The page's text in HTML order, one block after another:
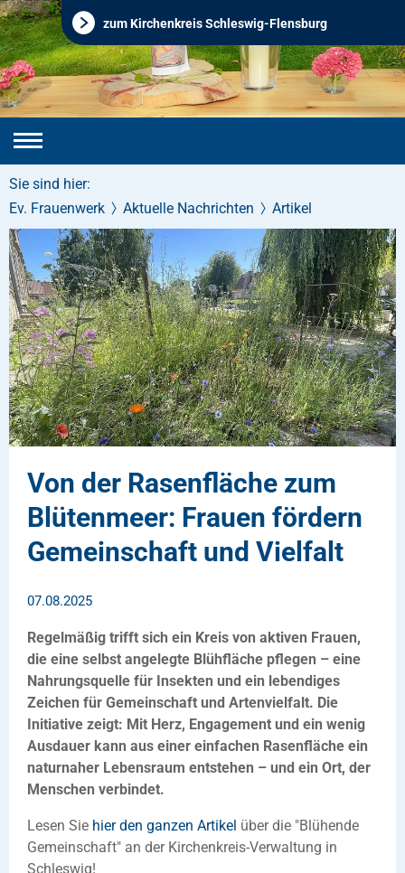
zum Kirchenkreis Schleswig-Flensburg
Sie sind hier:
Ev. Frauenwerk
Aktuelle Nachrichten Artikel
Von der Rasenfläche zum
Blütenmeer: Frauen fördern
Gemeinschaft und Vielfalt
07.08.2025
Regelmäßig trifft sich ein Kreis von aktiven Frauen,
die eine selbst angelegte Blühfläche pflegen – eine
Nahrungsquelle für Insekten und ein lebendiges
Zeichen für Gemeinschaft und Artenvielfalt. Die
Initiative zeigt: Mit Herz, Engagement und ein wenig
Ausdauer kann aus einer einfachen Rasenfläche ein
naturnaher Lebensraum entstehen – und ein Ort, der
Menschen verbindet.
Lesen Sie hier den ganzen Artikel über die "Blühende
Gemeinschaft" an der Kirchenkreis-Verwaltung in
Schleswig!